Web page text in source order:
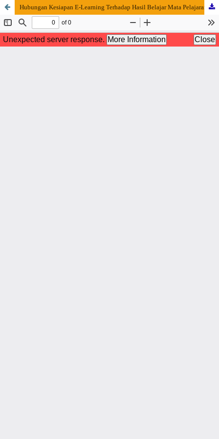
Hubungan Kesiapan E-Learning Terhadap Hasil Belajar Mata Pelajaran IPA Dan Matematika